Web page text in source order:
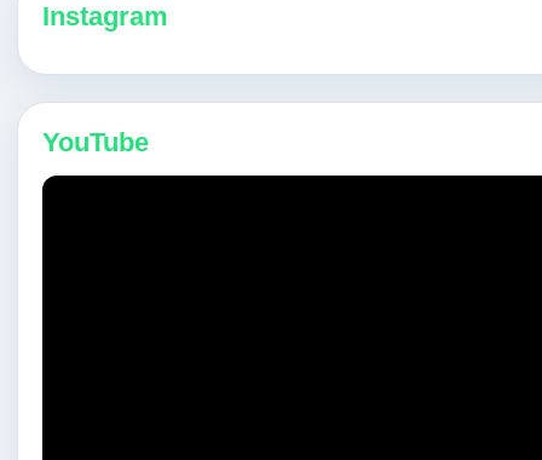
Instagram
YouTube